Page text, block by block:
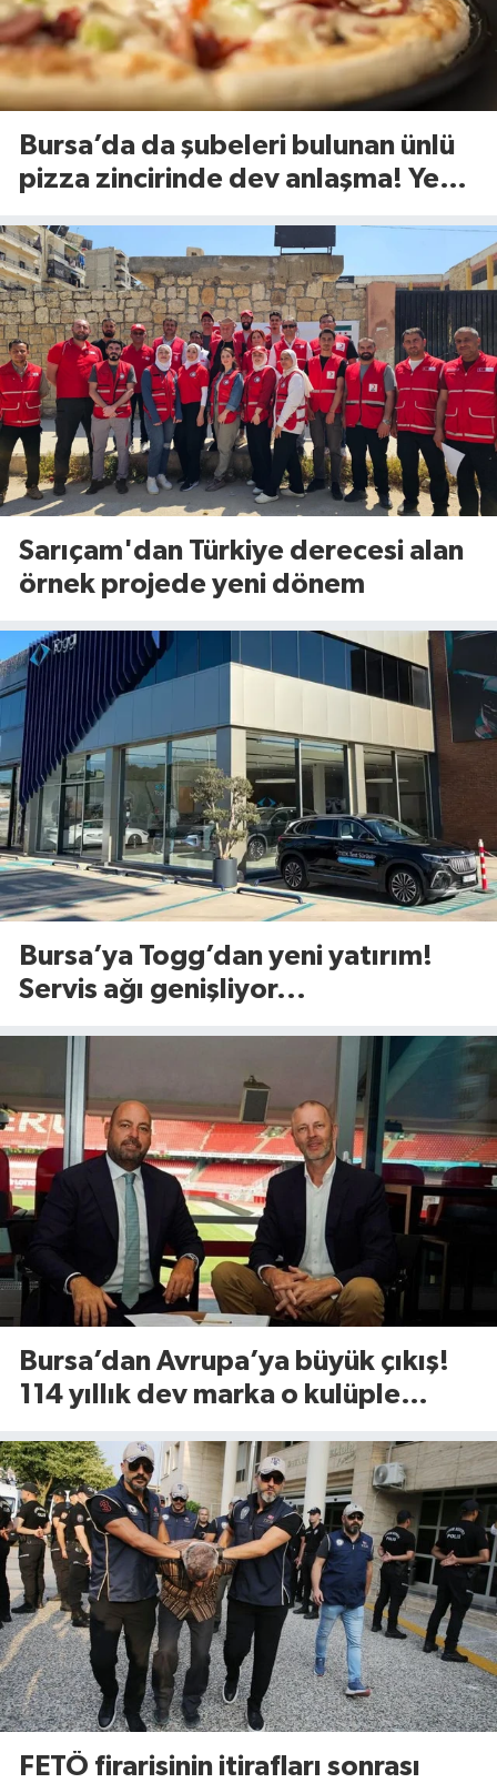
Bursa’da da şubeleri bulunan ünlü
pizza zincirinde dev anlaşma! Yeni
Sarıçam'dan Türkiye derecesi alan
örnek projede yeni dönem
Bursa’ya Togg’dan yeni yatırım!
Servis ağı genişliyor...
Bursa’dan Avrupa’ya büyük çıkış!
114 yıllık dev marka o kulüple
FETÖ firarisinin itirafları sonrası